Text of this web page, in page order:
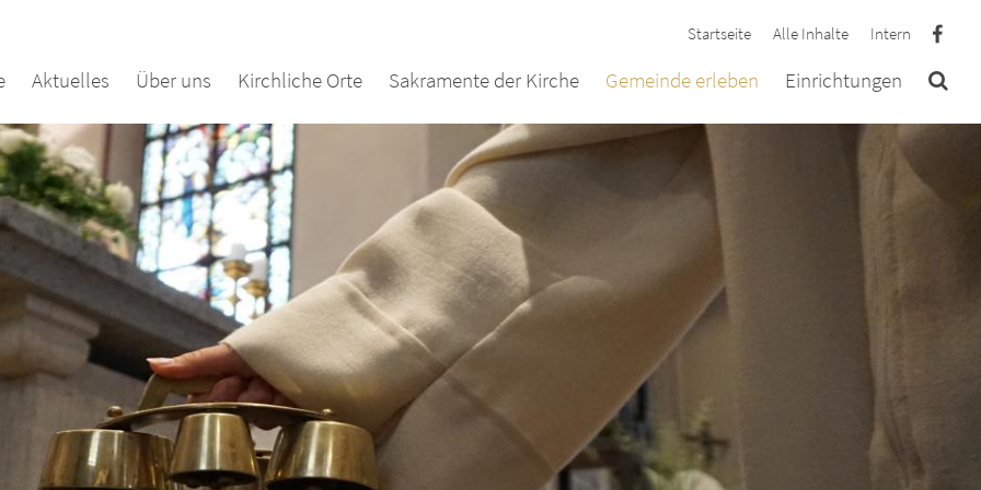
Startseite Alle Inhalte Intern
Aktuelles Über uns Kirchliche Orte Sakramente der Kirche Gemeinde erleben Einrichtungen